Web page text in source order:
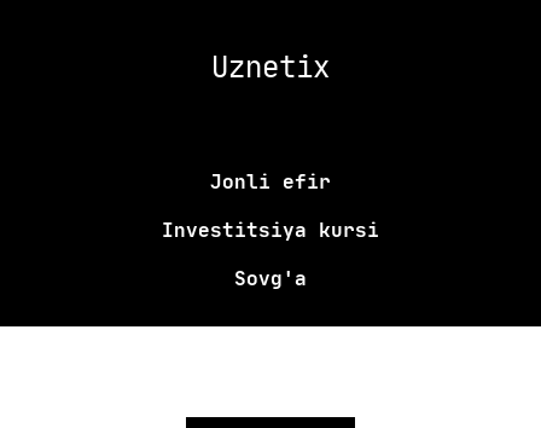
Uznetix
Jonli efir
Investitsiya kursi
Sovg'a